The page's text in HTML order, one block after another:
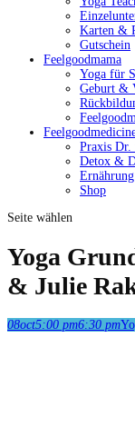
Karten &
Gutschein
Feelgoodmama
Yoga für
Geburt &
Praxis Dr.
Detox &
Ernährung
Shop
Seite wählen
Yoga
& Julie
08oct5:00 pm6:30 pm